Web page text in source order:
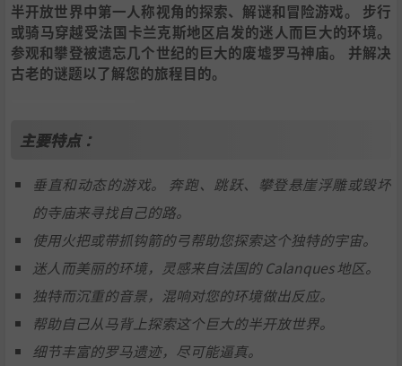
半开放世界中第一人称视角的探索、解谜和冒险游戏。 步行
或骑马穿越受法国卡兰克斯地区启发的迷人而巨大的环境。
参观和攀登被遗忘几个世纪的巨大的废墟罗马神庙。 并解决
古老的谜题以了解您的旅程目的。
主要特点 ：
垂直和动态的游戏。 奔跑、跳跃、攀登悬崖浮雕或毁坏
的寺庙来寻找自己的路。
使用火把或带抓钩箭的弓帮助您探索这个独特的宇宙。
迷人而美丽的环境，灵感来自法国的 Calanques 地区。
独特而沉重的音景，混响对您的环境做出反应。
帮助自己从马背上探索这个巨大的半开放世界。
细节丰富的罗马遗迹，尽可能逼真。